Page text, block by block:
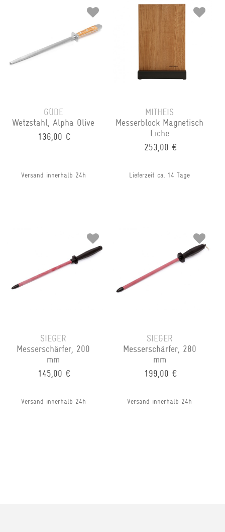
GÜDE
Wetzstahl, Alpha Olive
136,00 €
Versand innerhalb 24h
MITHEIS
Messerblock Magnetisch
Eiche
253,00 €
Lieferzeit ca. 14 Tage
SIEGER
Messerschärfer, 200
mm
145,00 €
Versand innerhalb 24h
SIEGER
Messerschärfer, 280
mm
199,00 €
Versand innerhalb 24h